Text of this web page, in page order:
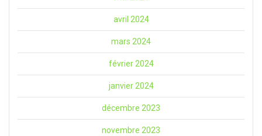
avril 2024
mars 2024
février 2024
janvier 2024
décembre 2023
novembre 2023